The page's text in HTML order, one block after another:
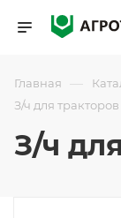
Главная —
З/ч для тракторов
З/ч